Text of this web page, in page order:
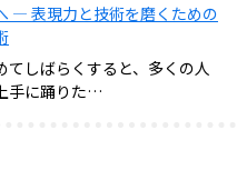
― 表現力と技術を磨くための
てしばらくすると、多くの人
手に踊りた…